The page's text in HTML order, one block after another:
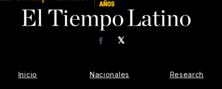
𝕏
Facebook
Inicio Nacionales Research